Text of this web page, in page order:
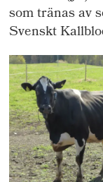
som tränas av
Svenskt